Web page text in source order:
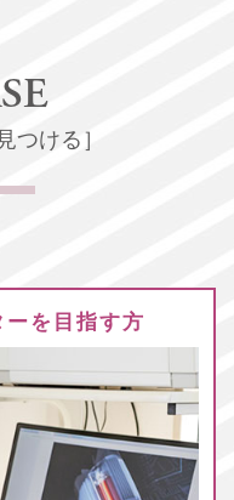
つける］
を目指す方